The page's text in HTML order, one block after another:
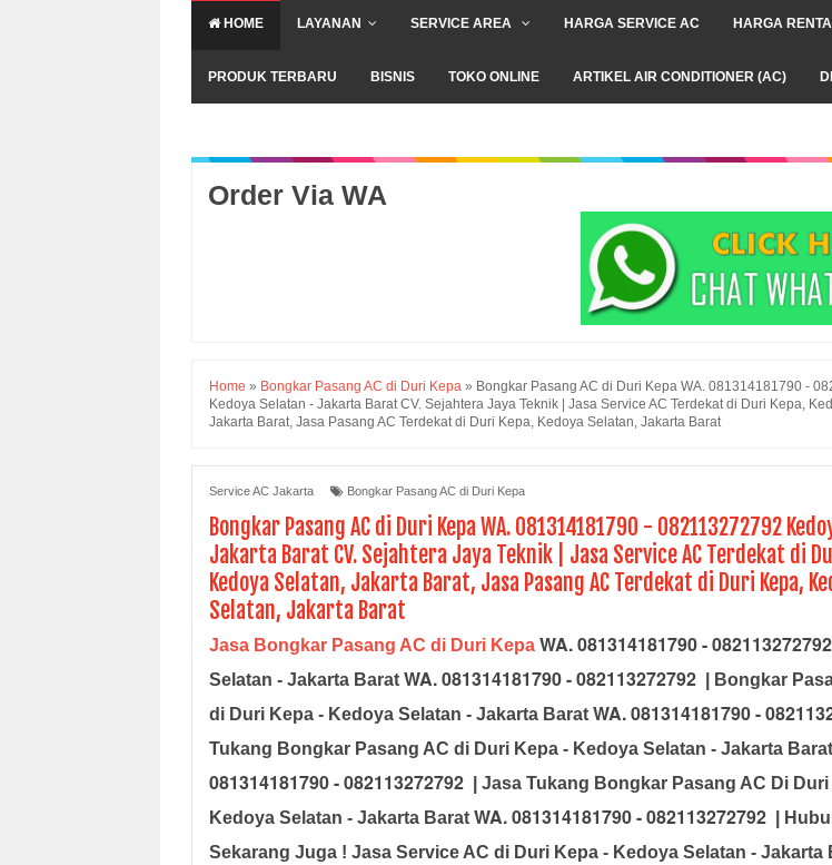
HOME LAYANAN SERVICE AREA HARGA SERVICE AC HARGA
PRODUK TERBARU BISNIS TOKO ONLINE ARTIKEL AIR CONDITIONER (AC)
Order Via WA
Home » Bongkar Pasang AC di Duri Kepa » Bongkar Pasang AC di Duri Kepa WA. 081314181790 -
Kedoya Selatan - Jakarta Barat CV. Sejahtera Jaya Teknik | Jasa Service AC Terdekat di Duri Kepa,
Jakarta Barat, Jasa Pasang AC Terdekat di Duri Kepa, Kedoya Selatan, Jakarta Barat
Service AC Jakarta Bongkar Pasang AC di Duri Kepa
Bongkar Pasang AC di Duri Kepa WA. 081314181790 - 082113272792
Jakarta Barat CV. Sejahtera Jaya Teknik | Jasa Service AC Terdekat di
Kedoya Selatan, Jakarta Barat, Jasa Pasang AC Terdekat di Duri Kepa,
Selatan, Jakarta Barat
Jasa Bongkar Pasang AC di Duri Kepa WA. 081314181790 - 082113272792
Selatan - Jakarta Barat WA. 081314181790 - 082113272792
| Bongkar
di Duri Kepa - Kedoya Selatan - Jakarta Barat WA. 081314181790 -
Tukang Bongkar Pasang AC di Duri Kepa - Kedoya Selatan - Jakarta Barat
081314181790 - 082113272792
| Jasa Tukang Bongkar Pasang AC Di
Kedoya Selatan - Jakarta Barat WA. 081314181790 - 082113272792
|
Sekarang Juga ! Jasa Service AC di Duri Kepa - Kedoya Selatan - Jakarta